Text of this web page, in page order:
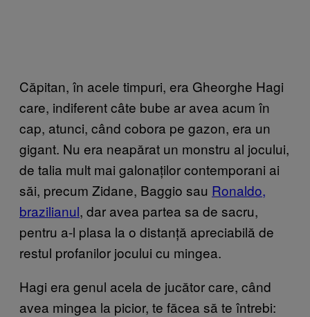
Căpitan, în acele timpuri, era Gheorghe Hagi
care, indiferent câte bube ar avea acum în
cap, atunci, când cobora pe gazon, era un
gigant. Nu era neapărat un monstru al jocului,
de talia mult mai galonaților contemporani ai
săi, precum Zidane, Baggio sau Ronaldo,
brazilianul, dar avea partea sa de sacru,
pentru a-l plasa la o distanță apreciabilă de
restul profanilor jocului cu mingea.
Hagi era genul acela de jucător care, când
avea mingea la picior, te făcea să te întrebi: